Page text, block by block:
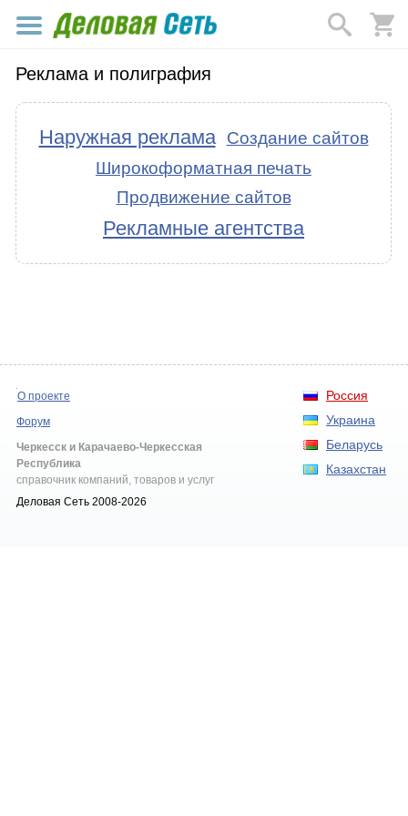
Реклама и полиграфия
Наружная реклама
Создание сайтов
Широкоформатная печать
Продвижение сайтов
Рекламные агентства
Россия
Украина
Беларусь
Казахстан
О проекте
Форум
Черкесск и Карачаево-Черкесская
Республика
справочник компаний, товаров и услуг
Деловая Сеть 2008-2026